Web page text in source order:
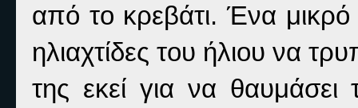
από το κρεβάτι. Ένα
ηλιαχτίδες του ήλιου να
της εκεί για να